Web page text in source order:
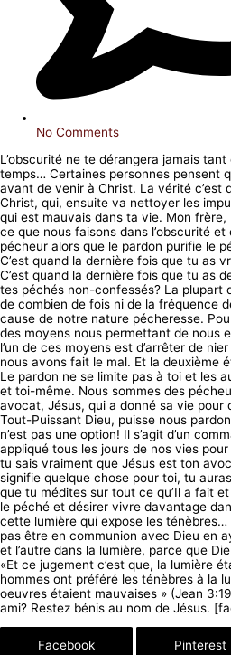
No Comments
L’obscurité ne te dérangera jamais
temps… Certaines personnes pensent
avant de venir à Christ. La vérité c’est
Christ, qui, ensuite va nettoyer les
qui est mauvais dans ta vie. Mon
ce que nous faisons dans l’obscurité
pécheur alors que le pardon purifie le
C’est quand la dernière fois que tu as
C’est quand la dernière fois que tu as
tes péchés non-confessés? La plupart
de combien de fois ni de la fréquence
cause de notre nature pécheresse.
des moyens nous permettant de nous
l’un de ces moyens est d’arrêter de
nous avons fait le mal. Et la deuxième
Le pardon ne se limite pas à toi et les
et toi-même. Nous sommes des
avocat, Jésus, qui a donné sa vie pour
Tout-Puissant Dieu, puisse nous
n’est pas une option! Il s’agit d’un
appliqué tous les jours de nos vies
tu sais vraiment que Jésus est ton
signifie quelque chose pour toi, tu
que tu médites sur tout ce qu’Il a fait
le péché et désirer vivre davantage
cette lumière qui expose les ténèbres…
pas être en communion avec Dieu en
et l’autre dans la lumière, parce que
«Et ce jugement c’est que, la lumière
hommes ont préféré les ténèbres à la
oeuvres étaient mauvaises » (Jean
ami? Restez bénis au nom de Jésus.
Facebook Pinterest